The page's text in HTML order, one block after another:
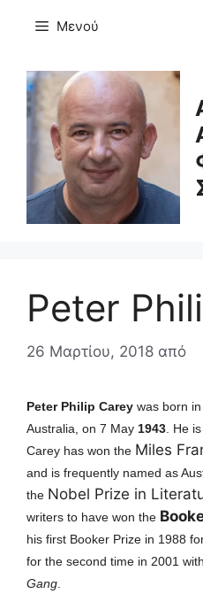
Μενού
Peter
26 Μαρτίου, 2018 από
Peter Philip Carey was born
Australia, on 7 May 1943 . He
Carey has won the Miles
and is frequently named as
the Nobel Prize in
writers to have won the
his first Booker Prize in 1988
for the second time in 2001 with
Gang